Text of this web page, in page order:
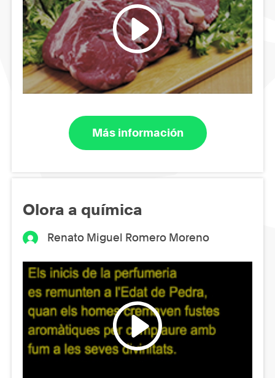
Más información
Olora a química
Renato Miguel Romero Moreno